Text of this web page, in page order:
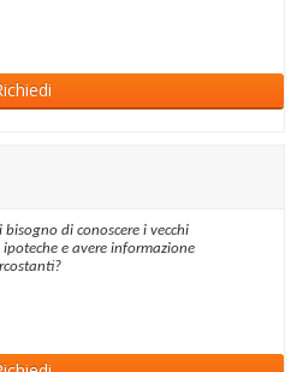
di conoscere i vecchi
e avere informazione